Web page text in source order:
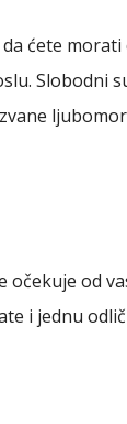
ćete morati
Slobodni
od
i jednu